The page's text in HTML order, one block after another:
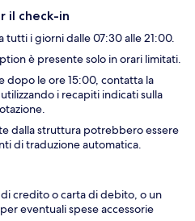
il check-in
tutti i giorni dalle 07:30 alle 21:00.
è presente solo in orari limitati.
dopo le ore 15:00, contatta la
i recapiti indicati sulla
dalla struttura potrebbero essere
di traduzione automatica.
credito o carta di debito, o un
eventuali spese accessorie